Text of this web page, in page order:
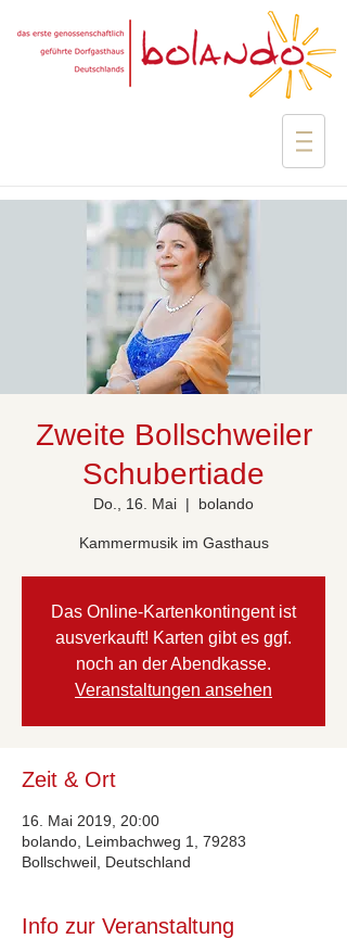
Zweite Bollschweiler
Schubertiade
Do., 16. Mai
  |
bolando
Kammermusik im Gasthaus
Das Online-Kartenkontingent ist
ausverkauft! Karten gibt es ggf.
noch an der Abendkasse.
Veranstaltungen ansehen
Zeit & Ort
16. Mai 2019, 20:00
bolando, Leimbachweg 1, 79283
Bollschweil, Deutschland
Info zur Veranstaltung